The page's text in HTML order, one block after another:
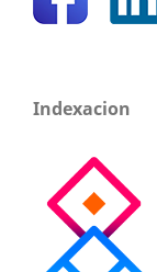
Indexacion